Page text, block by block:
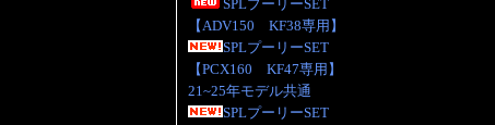
SPLプーリーSET
【ADV150 KF38専用】
SPLプーリーSET
【PCX160 KF47専用】
21~25年モデル共通
SPLプーリーSET